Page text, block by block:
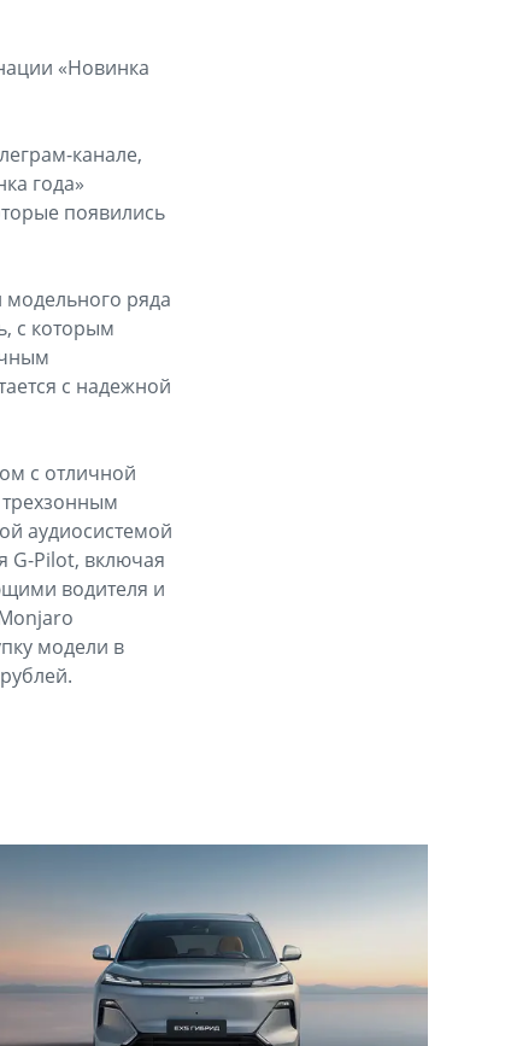
«Новинка
канале,
года»
появились
ряда
с которым
с надежной
с отличной
аудиосистемой
G-Pilot, включая
водителя и
модели в